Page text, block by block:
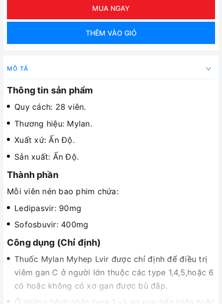
MUA NGAY
THÊM VÀO GIỎ
MÔ TẢ
Thông tin sản phẩm
Quy cách: 28 viên.
Thương hiệu: Mylan.
Xuất xứ: Ấn Độ.
Sản xuất: Ấn Độ.
Thành phần
Mỗi viên nén bao phim chứa:
Ledipasvir: 90mg
Sofosbuvir: 400mg
Công dụng (Chỉ định)
Thuốc Mylan Myhep Lvir được chỉ định để điều trị
viêm gan C ở người lớn thuộc các type 1,4,5,hoặc 6
có hoặc không có xơ gan được bù đắp.